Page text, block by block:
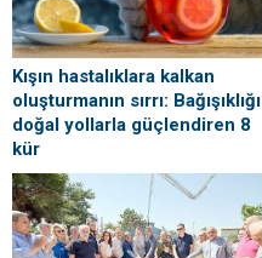
Kışın hastalıklara kalkan
oluşturmanın sırrı: Bağışıklığı
doğal yollarla güçlendiren 8
kür
Soğuk havaların etkisiyle
zayıflayan vücut direncini doğal
kürlerle yeniden güçlendirebilir,
kış aylarını daha sağlıklı ve...